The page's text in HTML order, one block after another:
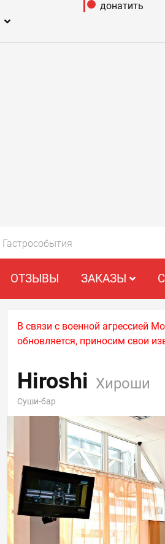
донатить
Гастрособытия
ОТЗЫВЫ ЗАКАЗЫ
В связи с военной агрессией
обновляется, приносим свои
Hiroshi Хироши
Суши-бар